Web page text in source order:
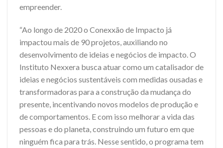
empreender.
“Ao longo de 2020 o Conexxão de Impacto já
impactou mais de 90 projetos, auxiliando no
desenvolvimento de ideias e negócios de impacto. O
Instituto Nexxera busca atuar como um catalisador de
ideias e negócios sustentáveis com medidas ousadas e
transformadoras para a construção da mudança do
presente, incentivando novos modelos de produção e
de comportamentos. E com isso melhorar a vida das
pessoas e do planeta, construindo um futuro em que
ninguém fica para trás. Nesse sentido, o programa tem